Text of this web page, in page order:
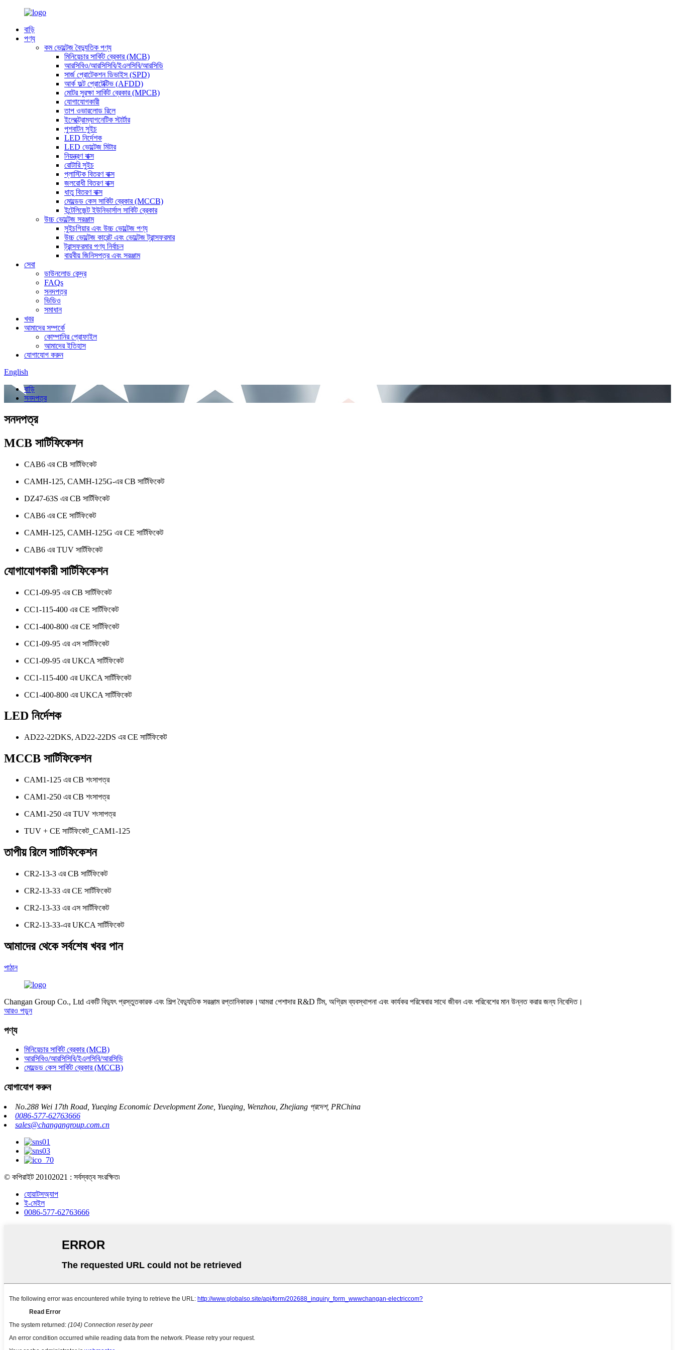
বাড়ি
পণ্য
কম ভোল্টেজ বৈদ্যুতিক পণ্য
মিনিয়েচার সার্কিট ব্রেকার (MCB)
আরসিবিও/আরসিসিবি/ইএলসিবি/আরসিডি
সার্জ প্রোটেকশন ডিভাইস (SPD)
আর্ক ফল্ট প্রোটেক্টিভ (AFDD)
মোটর সুরক্ষা সার্কিট ব্রেকার (MPCB)
যোগাযোগকারী
তাপ ওভারলোড রিলে
ইলেক্ট্রোম্যাগনেটিক স্টার্টার
পুশবাটন সুইচ
LED নির্দেশক
LED ভোল্টেজ মিটার
নিয়ন্ত্রণ বাক্স
রোটারি সুইচ
প্লাস্টিক বিতরণ বাক্স
জলরোধী বিতরণ বাক্স
ধাতু বিতরণ বাক্স
মোল্ডেড কেস সার্কিট ব্রেকার (MCCB)
ইন্টেলিজেন্ট ইউনিভার্সাল সার্কিট ব্রেকার
উচ্চ ভোল্টেজ সরঞ্জাম
সুইচগিয়ার এবং উচ্চ ভোল্টেজ পণ্য
উচ্চ ভোল্টেজ কারেন্ট এবং ভোল্টেজ ট্রান্সফরমার
ট্রান্সফরমার পণ্য নির্বাচন
বায়বীয় জিনিসপত্র এবং সরঞ্জাম
সেবা
ডাউনলোড কেন্দ্র
FAQs
সনদপত্র
ভিডিও
সমাধান
খবর
আমাদের সম্পর্কে
কোম্পানির প্রোফাইল
আমাদের ইতিহাস
যোগাযোগ করুন
English
বাড়ি
সনদপত্র
সনদপত্র
MCB সার্টিফিকেশন
CAB6 এর CB সার্টিফিকেট
CAMH-125, CAMH-125G-এর CB সার্টিফিকেট
DZ47-63S এর CB সার্টিফিকেট
CAB6 এর CE সার্টিফিকেট
CAMH-125, CAMH-125G এর CE সার্টিফিকেট
CAB6 এর TUV সার্টিফিকেট
যোগাযোগকারী সার্টিফিকেশন
CC1-09-95 এর CB সার্টিফিকেট
CC1-115-400 এর CE সার্টিফিকেট
CC1-400-800 এর CE সার্টিফিকেট
CC1-09-95 এর এস সার্টিফিকেট
CC1-09-95 এর UKCA সার্টিফিকেট
CC1-115-400 এর UKCA সার্টিফিকেট
CC1-400-800 এর UKCA সার্টিফিকেট
LED নির্দেশক
AD22-22DKS, AD22-22DS এর CE সার্টিফিকেট
MCCB সার্টিফিকেশন
CAM1-125 এর CB শংসাপত্র
CAM1-250 এর CB শংসাপত্র
CAM1-250 এর TUV শংসাপত্র
TUV + CE সার্টিফিকেট_CAM1-125
তাপীয় রিলে সার্টিফিকেশন
CR2-13-3 এর CB সার্টিফিকেট
CR2-13-33 এর CE সার্টিফিকেট
CR2-13-33 এর এস সার্টিফিকেট
CR2-13-33-এর UKCA সার্টিফিকেট
আমাদের থেকে সর্বশেষ খবর পান
পাঠান
Changan Group Co., Ltd একটি বিদ্যুৎ প্রস্তুতকারক এবং শিল্প বৈদ্যুতিক সরঞ্জাম রপ্তানিকারক।আমরা পেশাদার R&D টিম, অগ্রিম ব্যবস্থাপনা এবং কার্যকর পরিষেবার সাথে জীবন এবং পরিবেশের মান উন্নত করার জন্য নিবেদিত।
আরও পড়ুন
পণ্য
মিনিয়েচার সার্কিট ব্রেকার (MCB)
আরসিবিও/আরসিসিবি/ইএলসিবি/আরসিডি
মোল্ডেড কেস সার্কিট ব্রেকার (MCCB)
যোগাযোগ করুন
No.288 Wei 17th Road, Yueqing Economic Development Zone, Yueqing, Wenzhou, Zhejiang প্রদেশ, PRChina
0086-577-62763666
sales@changangroup.com.cn
© কপিরাইট 20102021 : সর্বস্বত্ব সংরক্ষিত৷
হোয়াটসঅ্যাপ
ই-মেইল
0086-577-62763666